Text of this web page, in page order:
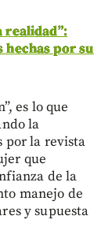
realidad”:
hechas por su
es lo que
la
por la revista
que
de la
manejo de
y supuesta